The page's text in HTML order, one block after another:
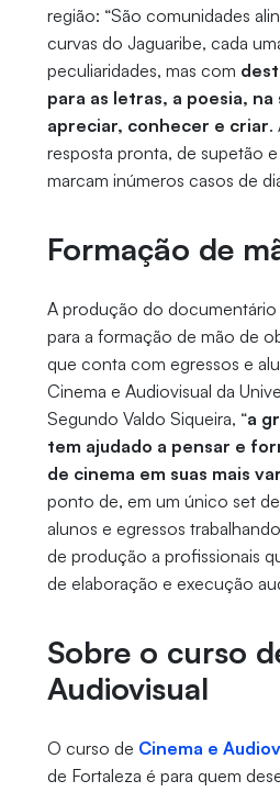
região: “São comunidades
curvas do Jaguaribe, cada
peculiaridades, mas com
para as letras, a poesia, na
apreciar, conhecer e criar.
resposta pronta, de supetão
marcam inúmeros casos de
Formação de
A produção do
para a formação de mão de
que conta com egressos e
Cinema e Audiovisual da
Segundo Valdo Siqueira, “a
tem ajudado a pensar e
de cinema em suas mais
ponto de, em um único set
alunos e egressos
de produção a profissionais
de elaboração e execução
Sobre o curso
Audiovisual
O curso de Cinema e
de Fortaleza é para quem